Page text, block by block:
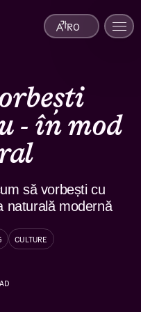
- în mod
să vorbești cu
naturală modernă
CULTURE
RO